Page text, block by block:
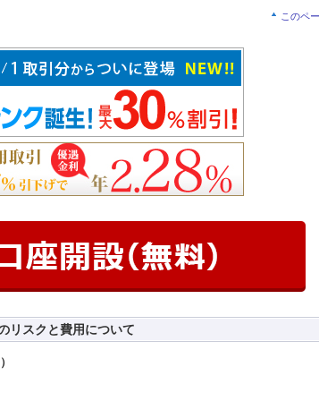
このペ
リスクと費用について